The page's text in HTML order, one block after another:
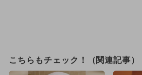
こちらもチェック！（関連記事）